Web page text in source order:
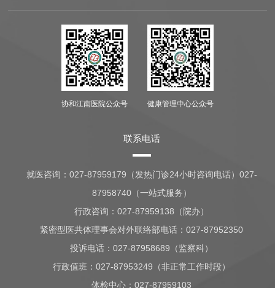
协和江南医院公众号 健康管理中心公众号
联系电话
就医咨询： 027-87959179（发热门诊24小时咨询电话）027-
87958740（一站式服务）
行政咨询：027-87959138（院办）
紧密型医共体理事会对外联络部电话：027-87952350
投诉电话：027-87958689（监察科）
行政值班：027-87953249（非正常工作时段）
体检中心：027-87959103